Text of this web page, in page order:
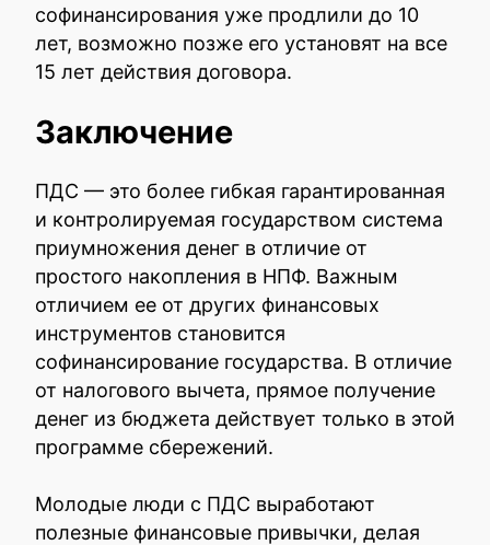
софинансирования уже продлили до 10
лет, возможно позже его установят на все
15 лет действия договора.
Заключение
ПДС — это более гибкая гарантированная
и контролируемая государством система
приумножения денег в отличие от
простого накопления в НПФ. Важным
отличием ее от других финансовых
инструментов становится
софинансирование государства. В отличие
от налогового вычета, прямое получение
денег из бюджета действует только в этой
программе сбережений.
Молодые люди с ПДС выработают
полезные финансовые привычки, делая